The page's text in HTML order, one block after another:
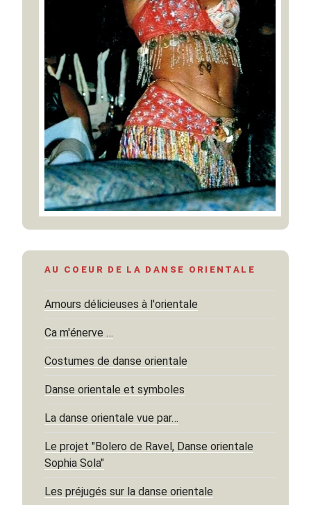
AU COEUR DE LA DANSE ORIENTALE
Amours délicieuses à l'orientale
Ca m'énerve …
Costumes de danse orientale
Danse orientale et symboles
La danse orientale vue par…
Le projet "Bolero de Ravel, Danse orientale
Sophia Sola"
Les préjugés sur la danse orientale